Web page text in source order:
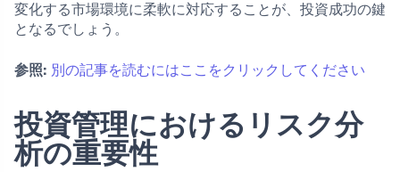
変化する市場環境に柔軟に対応することが、投資成功の鍵
となるでしょう。
参照: 別の記事を読むにはここをクリックしてください
投資管理におけるリスク分
析の重要性